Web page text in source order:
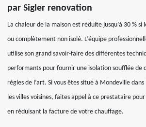
par Sigler renovation
La chaleur de la maison est réduite jusqu’à 30 % si
ou complètement non isolé. L’équipe
utilise son grand savoir-faire des différentes
performants pour fournir une isolation soufflée de
règles de l’art. Si vous êtes situé à Mondeville
les villes voisines, faites appel à ce prestataire
en réduisant la facture de votre chauffage.